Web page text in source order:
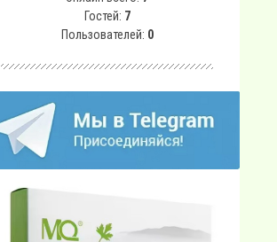
Гостей: 7
Пользователей: 0